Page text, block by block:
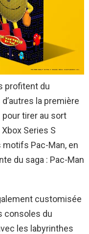
profitent du
la première
tirer au sort
Series S
Pac-Man, en
du saga : Pac-Man
customisée
consoles du
les labyrinthes